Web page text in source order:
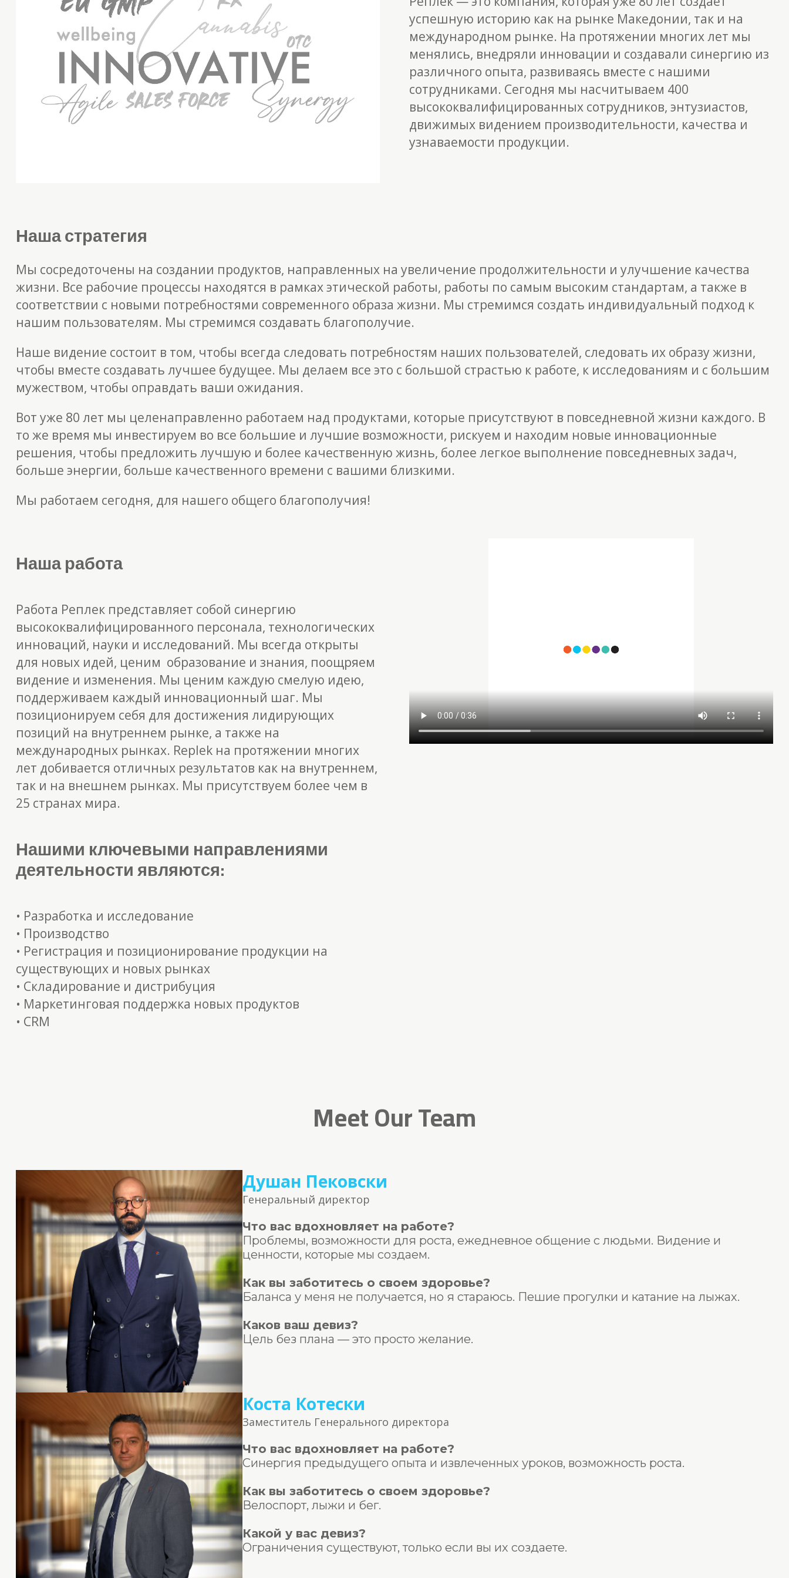
успешную историю как на рынке Македонии, так и на
международном рынке. На протяжении многих лет мы
менялись, внедряли инновации и создавали синергию из
различного опыта, развиваясь вместе с нашими
сотрудниками. Сегодня мы насчитываем 400
высококвалифицированных сотрудников, энтузиастов,
движимых видением производительности, качества и
узнаваемости продукции.
Наша стратегия
Мы сосредоточены на создании продуктов, направленных на увеличение продолжительности и улучшение качества
жизни. Все рабочие процессы находятся в рамках этической работы, работы по самым высоким стандартам, а также в
соответствии с новыми потребностями современного образа жизни. Мы стремимся создать индивидуальный подход к
нашим пользователям. Мы стремимся создавать благополучие.
Наше видение состоит в том, чтобы всегда следовать потребностям наших пользователей, следовать их образу жизни,
чтобы вместе создавать лучшее будущее. Мы делаем все это с большой страстью к работе, к исследованиям и с большим
мужеством, чтобы оправдать ваши ожидания.
Вот уже 80 лет мы целенаправленно работаем над продуктами, которые присутствуют в повседневной жизни каждого. В
то же время мы инвестируем во все большие и лучшие возможности, рискуем и находим новые инновационные
решения, чтобы предложить лучшую и более качественную жизнь, более легкое выполнение повседневных задач,
больше энергии, больше качественного времени с вашими близкими.
Мы работаем сегодня, для нашего общего благополучия!
Наша работа
Работа Реплек представляет собой синергию
высококвалифицированного персонала, технологических
инноваций, науки и исследований. Мы всегда открыты
для новых идей, ценим образование и знания, поощряем
видение и изменения. Мы ценим каждую смелую идею,
поддерживаем каждый инновационный шаг. Мы
позиционируем себя для достижения лидирующих
позиций на внутреннем рынке, а также на
международных рынках. Replekна протяжении многих
лет добивается отличных результатов как на внутреннем,
так и на внешнем рынках. Мы присутствуем более чем в
25 странах мира.
Нашими ключевыми направлениями
деятельности являются:
• Разработка и исследование
• Производство
• Регистрация и позиционирование продукции на
существующих и новых рынках
• Складирование и дистрибуция
• Маркетинговая поддержка новых продуктов
• CRM
Meet Our Team
Душан Пековски
Генеральный директор
Что вас вдохновляет на работе?
Проблемы, возможности для роста, ежедневное общение с людьми. Видение и
ценности, которые мы создаем.
Как вы заботитесь о своем здоровье?
Баланса у меня не получается, но я стараюсь. Пешие прогулки и катание на лыжах.
Каков ваш девиз?
Цель без плана — это просто желание.
Коста Котески
Заместитель Генерального директора
Что вас вдохновляет на работе?
Синергия предыдущего опыта и извлеченных уроков, возможность роста.
Как вы заботитесь о своем здоровье?
Велоспорт, лыжи и бег.
Какой у васдевиз?
Ограничения существуют, только если вы их создаете.